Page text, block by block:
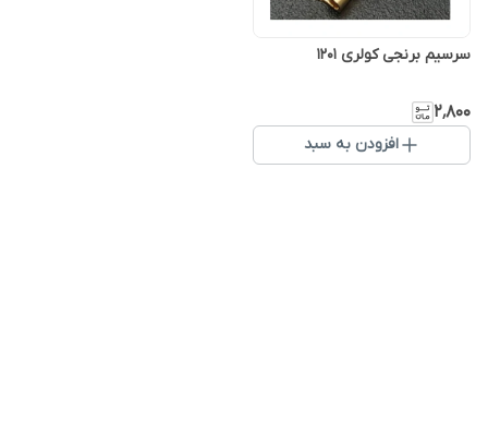
سرسیم برنجی کولری ۱۲۰۱
۲٬۸۰۰
افزودن به سبد